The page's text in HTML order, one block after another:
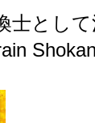
士とし